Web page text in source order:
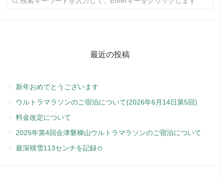
最近の投稿
新年おめでとうございます
ウルトラマラソンのご宿泊について(2026年6月14日第5回)
料金改定について
2025年第4回会津磐梯山ウルトラマラソンのご宿泊について
最深積雪113センチを記録⛄️